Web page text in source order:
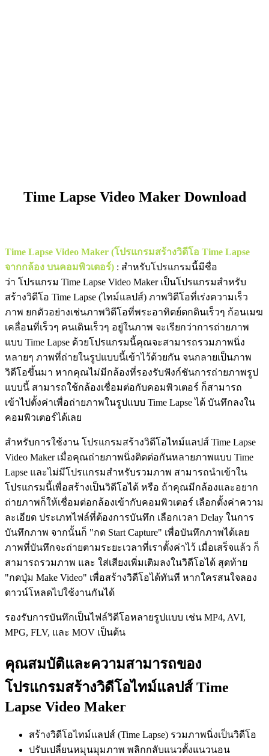
Time Lapse Video Maker Download
Time Lapse Video Maker (โปรแกรมสร้างวิดีโอ Time Lapse
จากกล้อง บนคอมพิวเตอร์) : สำหรับโปรแกรมนี้มีชื่อ
ว่า โปรแกรม Time Lapse Video Maker เป็นโปรแกรมสำหรับ
สร้างวิดีโอ Time Lapse (ไทม์แลปส์) ภาพวิดีโอที่เร่งความเร็ว
ภาพ ยกตัวอย่างเช่นภาพวิดีโอที่พระอาทิตย์ตกดินเร็วๆ ก้อนเมฆ
เคลื่อนที่เร็วๆ คนเดินเร็วๆ อยู่ในภาพ จะเรียกว่าการถ่ายภาพ
แบบ Time Lapse ด้วยโปรแกรมนี้คุณจะสามารถรวมภาพนิ่ง
หลายๆ ภาพที่ถ่ายในรูปแบบนี้เข้าไว้ด้วยกัน จนกลายเป็นภาพ
วิดีโอขึ้นมา หากคุณไม่มีกล้องที่รองรับฟังก์ชันการถ่ายภาพรูป
แบบนี้ สามารถใช้กล้องเชื่อมต่อกับคอมพิวเตอร์ ก็สามารถ
เข้าไปตั้งค่าเพื่อถ่ายภาพในรูปแบบ Time Lapse ได้ บันทึกลงใน
คอมพิวเตอร์ได้เลย
สำหรับการใช้งาน โปรแกรมสร้างวิดีโอไทม์แลปส์ Time Lapse
Video Maker เมื่อคุณถ่ายภาพนิ่งติดต่อกันหลายภาพแบบ Time
Lapse และไม่มีโปรแกรมสำหรับรวมภาพ สามารถนำเข้าใน
โปรแกรมนี้เพื่อสร้างเป็นวิดีโอได้ หรือ ถ้าคุณมีกล้องและอยาก
ถ่ายภาพก็ให้เชื่อมต่อกล้องเข้ากับคอมพิวเตอร์ เลือกตั้งค่าความ
ละเอียด ประเภทไฟล์ที่ต้องการบันทึก เลือกเวลา Delay ในการ
บันทึกภาพ จากนั้นก็ "กด Start Capture" เพื่อบันทึกภาพได้เลย
ภาพที่บันทึกจะถ่ายตามระยะเวลาที่เราตั้งค่าไว้ เมื่อเสร็จแล้ว ก็
สามารถรวมภาพ และ ใส่เสียงเพิ่มเติมลงในวิดีโอได้ สุดท้าย
"กดปุ่ม Make Video" เพื่อสร้างวิดีโอได้ทันที หากใครสนใจลอง
ดาวน์โหลดไปใช้งานกันได้
รองรับการบันทึกเป็นไฟล์วิดีโอหลายรูปแบบ เช่น MP4, AVI,
MPG, FLV, และ MOV เป็นต้น
คุณสมบัติและความสามารถของ
โปรแกรมสร้างวิดีโอไทม์แลปส์ Time
Lapse Video Maker
สร้างวิดีโอไทม์แลปส์ (Time Lapse) รวมภาพนิ่งเป็นวิดีโอ
ปรับเปลี่ยนหมุนมุมภาพ พลิกกลับแนวตั้งแนวนอน